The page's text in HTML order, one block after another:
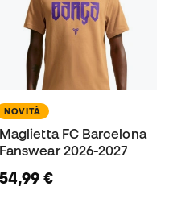
NOVITÀ
Maglietta FC Barcelona
Fanswear 2026-2027
54,99 €